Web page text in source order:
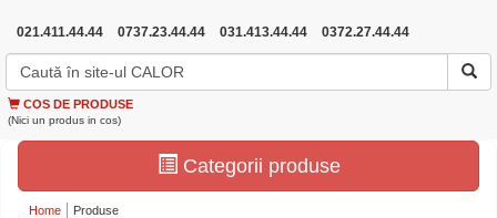
021.411.44.44 0737.23.44.44 031.413.44.44 0372.27.44.44
COS DE PRODUSE
(Nici un produs in cos)
Categorii produse
Home
Produse